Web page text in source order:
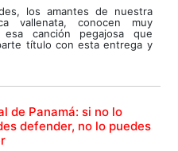
los amantes de nuestra
vallenata, conocen muy
esa canción pegajosa que
título con esta entrega y
de Panamá: si no lo
defender, no lo puedes